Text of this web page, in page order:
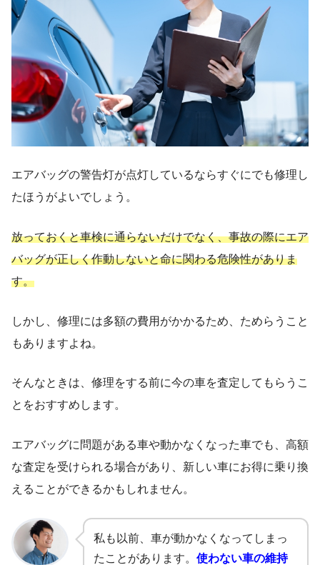
エアバッグの警告灯が点灯しているならすぐにでも修理し
たほうがよいでしょう。
放っておくと車検に通らないだけでなく、事故の際にエア
バッグが正しく作動しないと命に関わる危険性がありま
す。
しかし、修理には多額の費用がかかるため、ためらうこと
もありますよね。
そんなときは、修理をする前に今の車を査定してもらうこ
とをおすすめします。
エアバッグに問題がある車や動かなくなった車でも、高額
な査定を受けられる場合があり、新しい車にお得に乗り換
えることができるかもしれません。
私も以前、車が動かなくなってしまっ
たことがあります。 使わない車の維持